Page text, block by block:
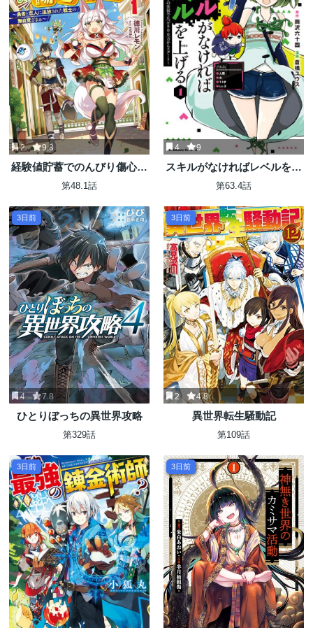
2 9.3
経験値貯蓄でのんびり傷心旅
行 ～勇者と恋人に追放された
第48.1話
4 9
スキルがなければレベルを上
げる～９９がカンストの世界
～
第63.4話
3日前
4 7.8
ひとりぼっちの異世界攻略
第329話
3日前
2 4.8
異世界転生騒動記
第109話
3日前 3日前